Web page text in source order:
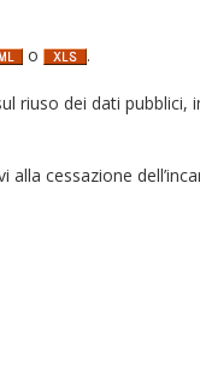
o .
riuso dei dati
cessazione